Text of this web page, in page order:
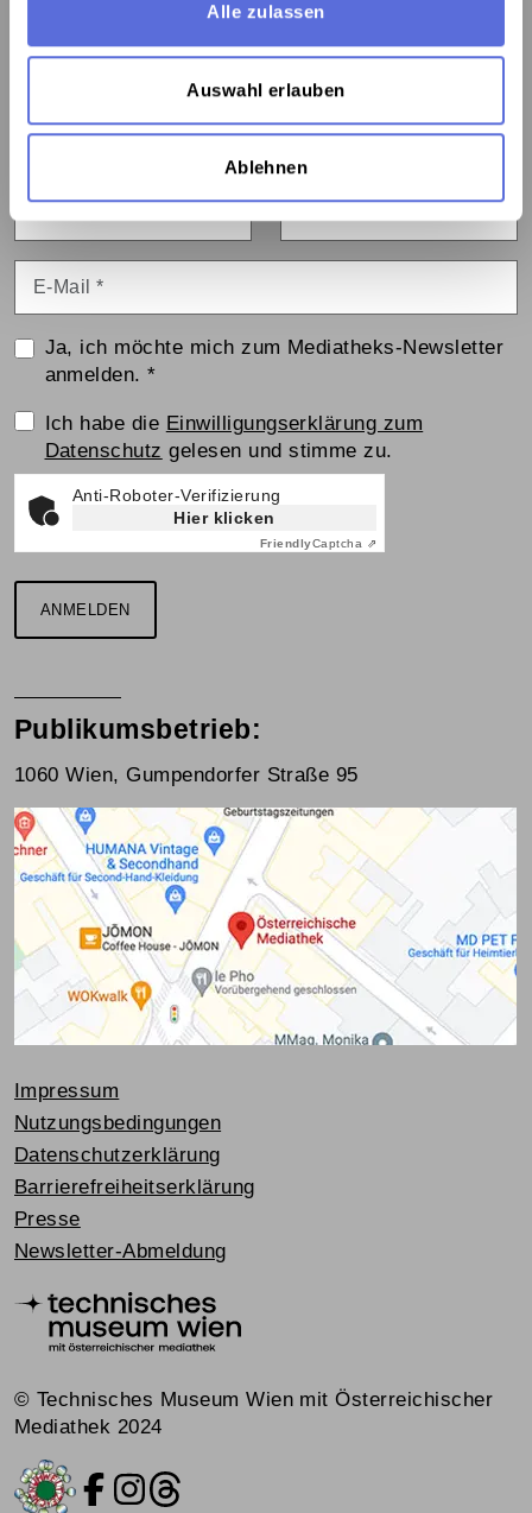
Alle zulassen
Auswahl erlauben
Ablehnen
Bleiben Sie über Neuigkeiten und Veranstaltungen
Vorname
Nachname
Ja, ich möchte mich zum Mediatheks-Newsletter
anmelden.*
Einwilligungserklärung
Ich habe die Einwilligungserklärung zum
Datenschutz gelesen und stimme zu.
Anti-Roboter-Verifizierung
Hier klicken
FriendlyCaptcha ⇗
ANMELDEN
Publikumsbetrieb:
1060 Wien, Gumpendorfer Straße 95
Impressum
Nutzungsbedingungen
Datenschutzerklärung
Barrierefreiheitserklärung
Presse
Newsletter-Abmeldung
© Technisches Museum Wien mit Österreichischer
Mediathek 2024